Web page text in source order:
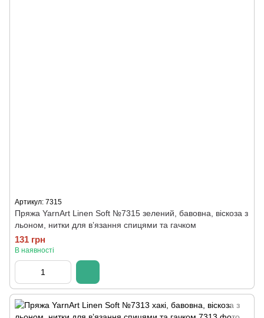
Артикул: 7315
Пряжа YarnArt Linen Soft №7315 зелений, бавовна, віскоза з
льоном, нитки для вʼязання спицями та гачком
131 грн
В наявності